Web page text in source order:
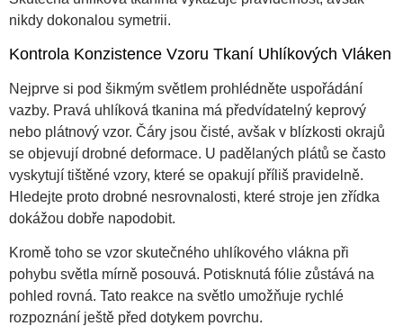
nikdy dokonalou symetrii.
Kontrola Konzistence Vzoru Tkaní Uhlíkových Vláken
Nejprve si pod šikmým světlem prohlédněte uspořádání
vazby. Pravá uhlíková tkanina má předvídatelný keprový
nebo plátnový vzor. Čáry jsou čisté, avšak v blízkosti okrajů
se objevují drobné deformace. U padělaných plátů se často
vyskytují tištěné vzory, které se opakují příliš pravidelně.
Hledejte proto drobné nesrovnalosti, které stroje jen zřídka
dokážou dobře napodobit.
Kromě toho se vzor skutečného uhlíkového vlákna při
pohybu světla mírně posouvá. Potisknutá fólie zůstává na
pohled rovná. Tato reakce na světlo umožňuje rychlé
rozpoznání ještě před dotykem povrchu.